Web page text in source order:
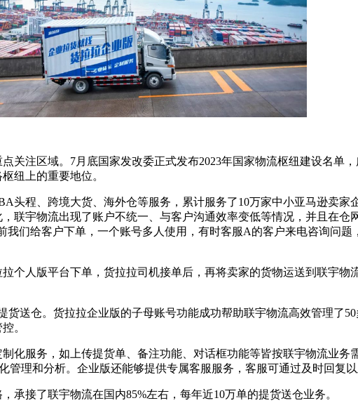
关注区域。7月底国家发改委正式发布2023年国家物流枢纽建设名单
纽上的重要地位。
头程、跨境大货、海外仓等服务，累计服务了10万家中小亚马逊卖家
联宇物流出现了账户不统一、与客户沟通效率变低等情况，并且在仓
们给客户下单，一个账号多人使用，有时客服A的客户来电咨询问
个人版平台下单，货拉拉司机接单后，再将卖家的货物运送到联宇物
货送仓。货拉拉企业版的子母账号功能成功帮助联宇物流高效管理了
。
化服务，如上传提货单、备注功能、对话框功能等皆按联宇物流业务
理和分析。企业版还能够提供专属客服服务，客服可通过及时回复
承接了联宇物流在国内85%左右，每年近10万单的提货送仓业务。